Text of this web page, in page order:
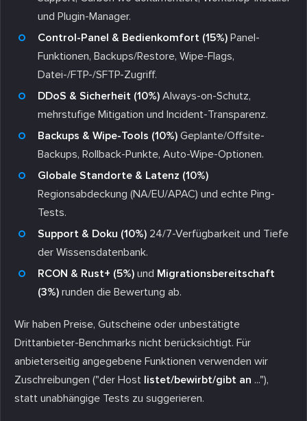
und Plugin-Manager.
Control-Panel & Bedienkomfort (15%) Panel-
Funktionen, Backups/Restore, Wipe-Flags,
Datei-/FTP-/SFTP-Zugriff.
DDoS & Sicherheit (10%) Always-on-Schutz,
mehrstufige Mitigation und Incident-Transparenz.
Backups & Wipe-Tools (10%) Geplante/Offsite-
Backups, Rollback-Punkte, Auto-Wipe-Optionen.
Globale Standorte & Latenz (10%)
Regionsabdeckung (NA/EU/APAC) und echte Ping-
Tests.
Support & Doku (10%) 24/7-Verfügbarkeit und Tiefe
der Wissensdatenbank.
RCON & Rust+ (5%) und Migrationsbereitschaft
(3%) runden die Bewertung ab.
Wir haben Preise, Gutscheine oder unbestätigte
Drittanbieter-Benchmarks nicht berücksichtigt. Für
anbieterseitig angegebene Funktionen verwenden wir
Zuschreibungen ("der Host listet/bewirbt/gibt an ..."),
statt unabhängige Tests zu suggerieren.